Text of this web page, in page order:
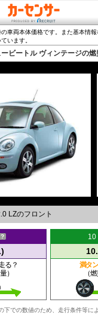
車両本体価格です。また基本情
います。
ビートル ヴィンテージの燃
LZのフロント
る？
）
10
満タン
（
での数値のため、走行条件等に